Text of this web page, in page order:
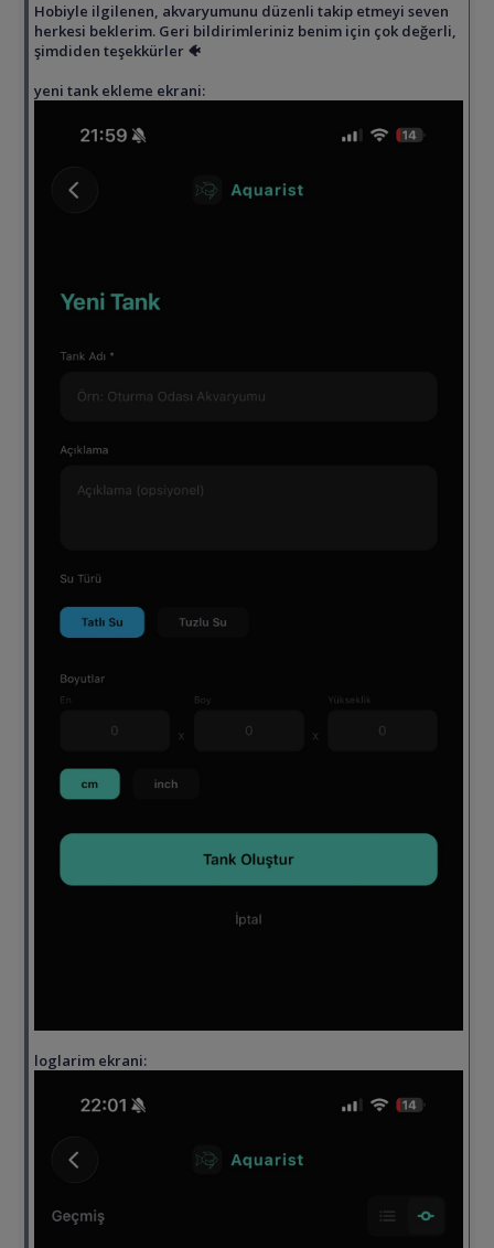
Hobiyle ilgilenen, akvaryumunu düzenli takip etmeyi seven
herkesi beklerim. Geri bildirimleriniz benim için çok değerli,
şimdiden teşekkürler 🐠
yeni tank ekleme ekrani:
loglarim ekrani: